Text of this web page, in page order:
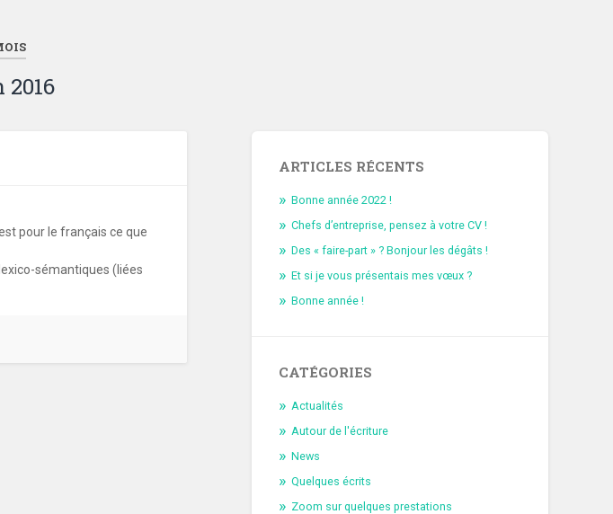
pour le français ce que
sémantiques (liées
ARTICLES RÉCENTS
Bonne année 2022 !
Chefs d’entreprise, pensez à votre CV !
Des « faire-part » ? Bonjour les dégâts !
Et si je vous présentais mes vœux ?
Bonne année !
CATÉGORIES
Actualités
Autour de l'écriture
News
Quelques écrits
Zoom sur quelques prestations